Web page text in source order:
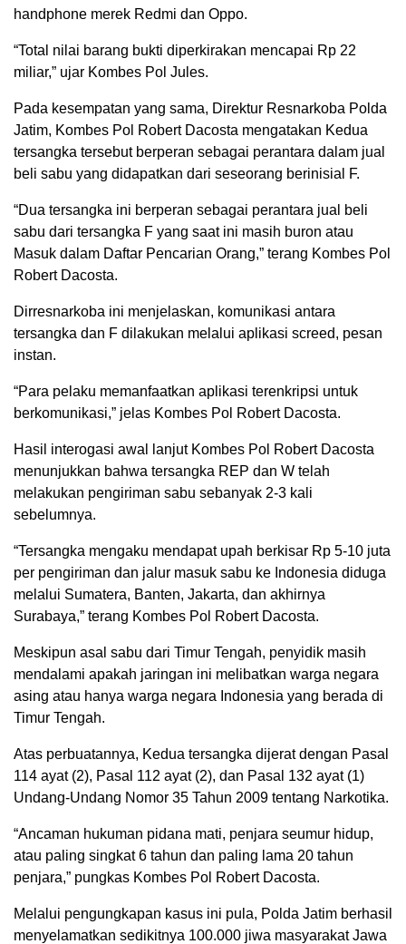
handphone merek Redmi dan Oppo.
“Total nilai barang bukti diperkirakan mencapai Rp 22
miliar,” ujar Kombes Pol Jules.
Pada kesempatan yang sama, Direktur Resnarkoba Polda
Jatim, Kombes Pol Robert Dacosta mengatakan Kedua
tersangka tersebut berperan sebagai perantara dalam jual
beli sabu yang didapatkan dari seseorang berinisial F.
“Dua tersangka ini berperan sebagai perantara jual beli
sabu dari tersangka F yang saat ini masih buron atau
Masuk dalam Daftar Pencarian Orang,” terang Kombes Pol
Robert Dacosta.
Dirresnarkoba ini menjelaskan, komunikasi antara
tersangka dan F dilakukan melalui aplikasi screed, pesan
instan.
“Para pelaku memanfaatkan aplikasi terenkripsi untuk
berkomunikasi,” jelas Kombes Pol Robert Dacosta.
Hasil interogasi awal lanjut Kombes Pol Robert Dacosta
menunjukkan bahwa tersangka REP dan W telah
melakukan pengiriman sabu sebanyak 2-3 kali
sebelumnya.
“Tersangka mengaku mendapat upah berkisar Rp 5-10 juta
per pengiriman dan jalur masuk sabu ke Indonesia diduga
melalui Sumatera, Banten, Jakarta, dan akhirnya
Surabaya,” terang Kombes Pol Robert Dacosta.
Meskipun asal sabu dari Timur Tengah, penyidik masih
mendalami apakah jaringan ini melibatkan warga negara
asing atau hanya warga negara Indonesia yang berada di
Timur Tengah.
Atas perbuatannya, Kedua tersangka dijerat dengan Pasal
114 ayat (2), Pasal 112 ayat (2), dan Pasal 132 ayat (1)
Undang-Undang Nomor 35 Tahun 2009 tentang Narkotika.
“Ancaman hukuman pidana mati, penjara seumur hidup,
atau paling singkat 6 tahun dan paling lama 20 tahun
penjara,” pungkas Kombes Pol Robert Dacosta.
Melalui pengungkapan kasus ini pula, Polda Jatim berhasil
menyelamatkan sedikitnya 100.000 jiwa masyarakat Jawa